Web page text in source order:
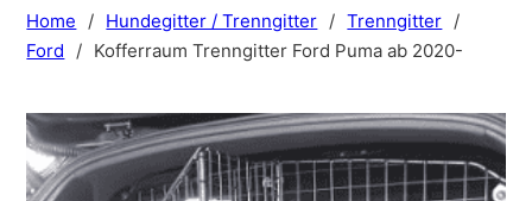
Home / Hundegitter / Trenngitter / Trenngitter /
Ford
/ Kofferraum Trenngitter Ford Puma ab 2020-